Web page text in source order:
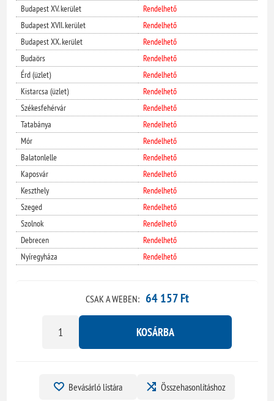
Budapest XV. kerület
Rendelhető
Budapest XVII. kerület
Rendelhető
Budapest XX. kerület
Rendelhető
Budaörs
Rendelhető
Érd (üzlet)
Rendelhető
Kistarcsa (üzlet)
Rendelhető
Székesfehérvár
Rendelhető
Tatabánya
Rendelhető
Mór
Rendelhető
Balatonlelle
Rendelhető
Kaposvár
Rendelhető
Keszthely
Rendelhető
Szeged
Rendelhető
Szolnok
Rendelhető
Debrecen
Rendelhető
Nyíregyháza
Rendelhető
CSAK A WEBEN: 64 157 Ft
KOSÁRBA
Bevásárló listára Összehasonlításhoz